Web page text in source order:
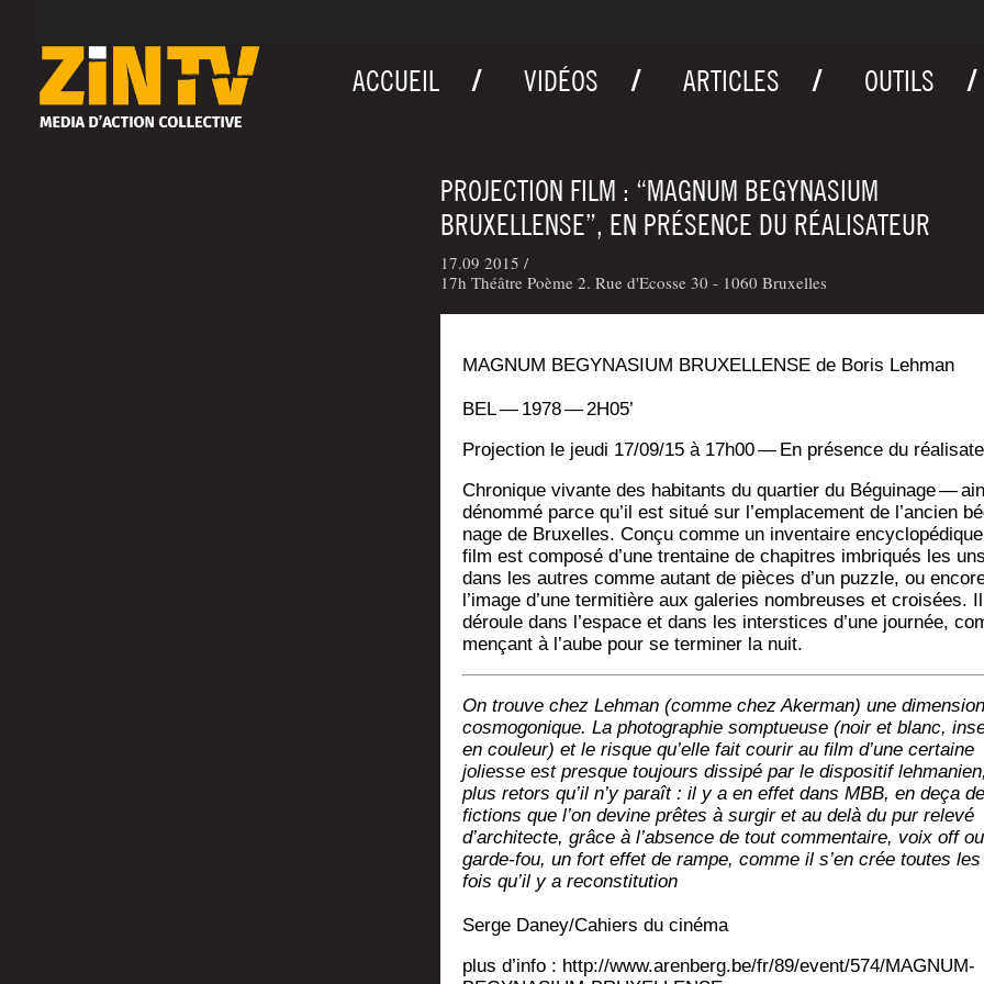
ACCUEIL VIDÉOS ARTICLES OUTILS
PROJECTION FILM : “MAGNUM BEGYNASIUM
BRUXELLENSE”, EN PRÉSENCE DU RÉALISATEUR
17.09 2015 /
17h Théâtre Poème 2. Rue d'Ecosse 30 - 1060 Bruxelles
MAGNUM BEGYNASIUM BRUXELLENSE de Boris Lehman
BEL — 1978 — 2H05’
Pro­jec­tion le jeu­di 17/09/15 à 17h00 — En pré­sence du
Chro­nique vivante des habi­tants du quar­tier du Bégui­nage —
dénom­mé parce qu’il est situé sur l’emplacement de l’ancien
nage de Bruxelles. Conçu comme un inven­taire
film est com­po­sé d’une tren­taine de cha­pitres imbri­qués les uns
dans les autres comme autant de pièces d’un puzzle, ou
l’image d’une ter­mi­tière aux gale­ries nom­breuses et croi­sées.
déroule dans l’espace et dans les inter­stices d’une jour­née,
men­çant à l’aube pour se ter­mi­ner la nuit.
On trouve chez Leh­man (comme chez Aker­man) une dimen­sion
cos­mo­go­nique. La pho­to­gra­phie somp­tueuse (noir et blanc,
en cou­leur) et le risque qu’elle fait cou­rir au film d’une cer­taine
joliesse est presque tou­jours dis­si­pé par le dis­po­si­tif leh­ma­nien,
plus retors qu’il n’y paraît : il y a en effet dans MBB, en deça
fic­tions que l’on devine prêtes à sur­gir et au delà du pur rele­vé
d’ar­chi­tecte, grâce à l’ab­sence de tout com­men­taire, voix off ou
garde-fou, un fort effet de rampe, comme il s’en crée toutes les
fois qu’il y a reconstitution
Serge Daney/Cahiers du cinéma
plus d’in­fo : http://www.arenberg.be/fr/89/event/574/MAGNUM-